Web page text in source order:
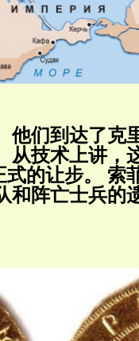
他们到达了克
从技术上讲，
的让步。
索
和阵亡士兵的